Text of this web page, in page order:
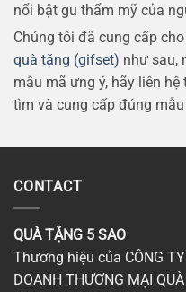
nổi bật gu thẩm mỹ của
Chúng tôi đã cung cấp
quà tặng (gifset) như sau,
mẫu mã ưng ý, hãy liên
tìm và cung cấp đúng
CONTACT
QUÀ TẶNG 5 SAO
Thương hiệu của CÔNG
DOANH THƯƠNG MẠI